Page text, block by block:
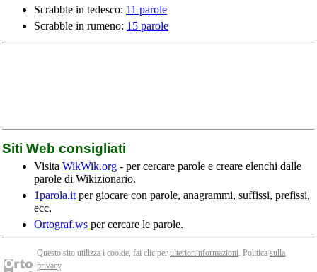
Scrabble in tedesco: 11 parole
Scrabble in rumeno: 15 parole
Siti Web consigliati
Visita WikWik.org - per cercare parole e creare elenchi dalle
parole di Wikizionario.
1parola.it per giocare con parole, anagrammi, suffissi, prefissi,
ecc.
Ortograf.ws per cercare le parole.
Questo sito utilizza i cookie, fai clic per ulteriori nformazioni. Politica sulla
privacy.